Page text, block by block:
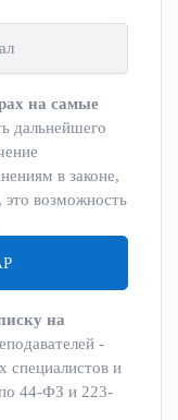
на самые
дальнейшего
в законе,
это возможность
на
-
специалистов и
44-ФЗ и 223-